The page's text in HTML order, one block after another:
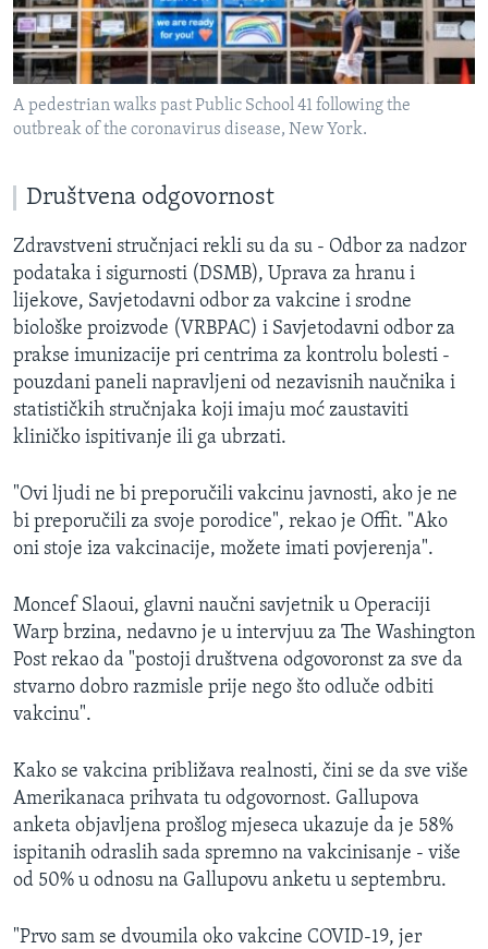
A pedestrian walks past Public School 41 following the
outbreak of the coronavirus disease, New York.
Društvena odgovornost
Zdravstveni stručnjaci rekli su da su - Odbor za nadzor
podataka i sigurnosti (DSMB), Uprava za hranu i
lijekove, Savjetodavni odbor za vakcine i srodne
biološke proizvode (VRBPAC) i Savjetodavni odbor za
prakse imunizacije pri centrima za kontrolu bolesti -
pouzdani paneli napravljeni od nezavisnih naučnika i
statističkih stručnjaka koji imaju moć zaustaviti
kliničko ispitivanje ili ga ubrzati.
"Ovi ljudi ne bi preporučili vakcinu javnosti, ako je ne
bi preporučili za svoje porodice", rekao je Offit. "Ako
oni stoje iza vakcinacije, možete imati povjerenja".
Moncef Slaoui, glavni naučni savjetnik u Operaciji
Warp brzina, nedavno je u intervjuu za The Washington
Post rekao da "postoji društvena odgovoronst za sve da
stvarno dobro razmisle prije nego što odluče odbiti
vakcinu".
Kako se vakcina približava realnosti, čini se da sve više
Amerikanaca prihvata tu odgovornost. Gallupova
anketa objavljena prošlog mjeseca ukazuje da je 58%
ispitanih odraslih sada spremno na vakcinisanje - više
od 50% u odnosu na Gallupovu anketu u septembru.
"Prvo sam se dvoumila oko vakcine COVID-19, jer